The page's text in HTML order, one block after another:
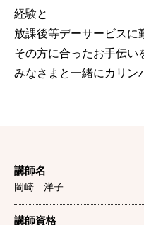
経験と
放課後等デーサービスに
その方に合ったお手伝い
みなさまと一緒にカリン
講師名
岡崎 洋子
講師資格